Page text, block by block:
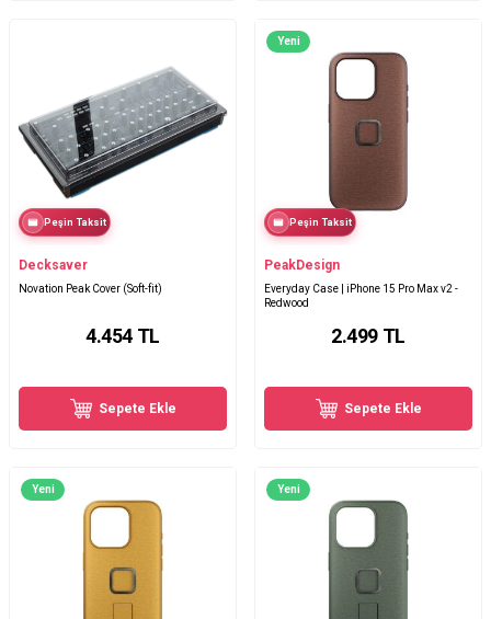
Peşin Taksit
Decksaver
Novation Peak Cover (Soft-fit)
4.454 TL
Sepete Ekle
Yeni
Peşin Taksit
PeakDesign
Everyday Case | iPhone 15 Pro Max v2 -
Redwood
2.499 TL
Sepete Ekle
Yeni Yeni